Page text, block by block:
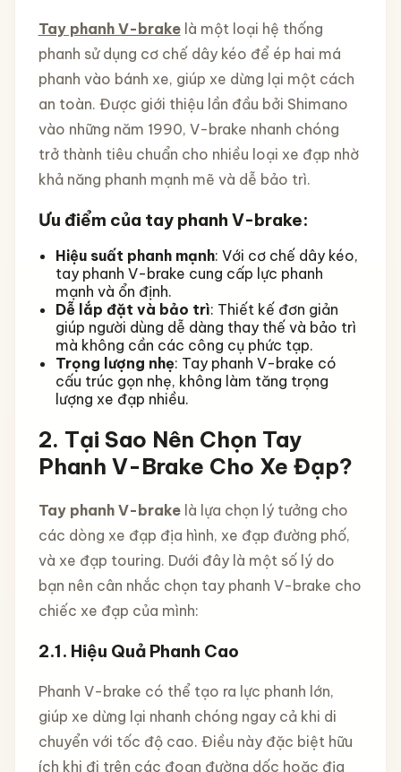
Tay phanh V-brakelà một loại hệ thống
phanh sử dụng cơ chế dây kéo để ép hai má
phanh vào bánh xe, giúp xe dừng lại một cách
an toàn. Được giới thiệu lần đầu bởi Shimano
vào những năm 1990, V-brake nhanh chóng
trở thành tiêu chuẩn cho nhiều loại xe đạp nhờ
khả năng phanh mạnh mẽ và dễ bảo trì.
Ưu điểm của tay phanh V-brake:
Hiệu suất phanh mạnh: Với cơ chế dây kéo,
tay phanh V-brake cung cấp lực phanh
mạnh và ổn định.
Dễ lắp đặt và bảo trì: Thiết kế đơn giản
giúp người dùng dễ dàng thay thế và bảo trì
mà không cần các công cụ phức tạp.
Trọng lượng nhẹ: Tay phanh V-brake có
cấu trúc gọn nhẹ, không làm tăng trọng
lượng xe đạp nhiều.
2. Tại Sao Nên Chọn Tay
Phanh V-Brake Cho Xe Đạp?
Tay phanh V-brakelà lựa chọn lý tưởng cho
các dòng xe đạp địa hình, xe đạp đường phố,
và xe đạp touring. Dưới đây là một số lý do
bạn nên cân nhắc chọn tay phanh V-brake cho
chiếc xe đạp của mình:
2.1. Hiệu Quả Phanh Cao
Phanh V-brake có thể tạo ra lực phanh lớn,
giúp xe dừng lại nhanh chóng ngay cả khi di
chuyển với tốc độ cao. Điều này đặc biệt hữu
ích khi đi trên các đoạn đường dốc hoặc địa